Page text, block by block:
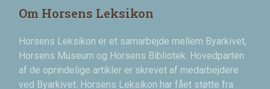
Om Horsens Leksikon
Horsens Leksikon er et samarbejde mellem Byarkivet,
Horsens Museum og Horsens Bibliotek. Hovedparten
af de oprindelige artikler er skrevet af medarbejdere
ved Byarkivet. Horsens Leksikon har fået støtte fra